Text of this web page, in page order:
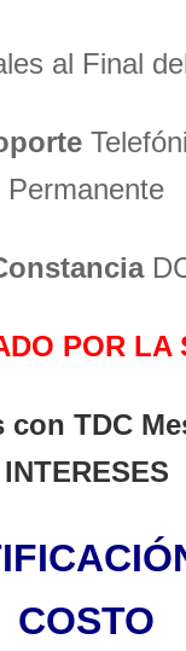
al Final
Permanente
POR LA
con TDC
INTERESES
COSTO